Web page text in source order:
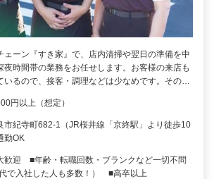
ェーン『すき家』で、店内清掃や翌日の準備を中
夜時間帯の業務をお任せします。お客様の来店も
いるので、接客・調理などは少なめです。その…
円以上（想定）
市紀寺町682-1（JR桜井線「京終駅」より徒歩10
勤OK
歓迎 ■年齢・転職回数・ブランクなど一切不問
代で入社した人も多数！） ■高卒以上